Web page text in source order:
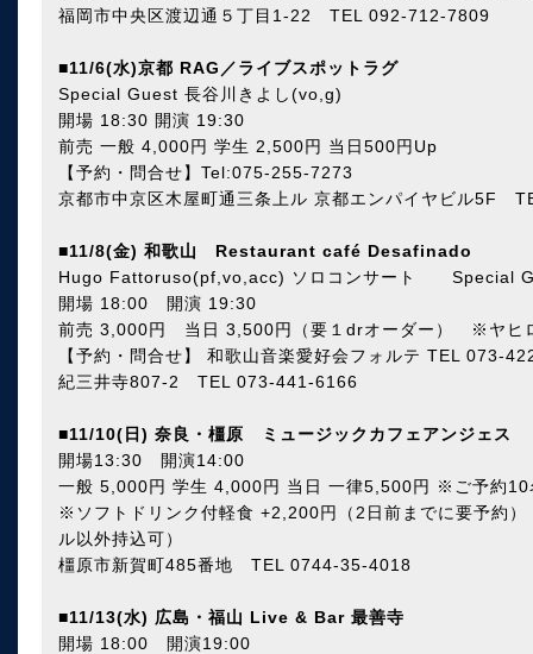
福岡市中央区渡辺通５丁目1-22 TEL 092-712-7809
■11/6(水)京都 RAG／ライブスポットラグ
Special Guest 長谷川きよし(vo,g)
開場 18:30 開演 19:30
前売 一般 4,000円 学生 2,500円 当日500円Up
【予約・問合せ】Tel:075-255-7273
京都市中京区木屋町通三条上ル 京都エンパイヤビル5F
■11/8(金) 和歌山 Restaurant café Desafinado
Hugo Fattoruso(pf,vo,acc) ソロコンサート Special
開場 18:00 開演 19:30
前売 3,000円 当日 3,500円（要１drオーダー） ※ヤヒ
【予約・問合せ】 和歌山音楽愛好会フォルテ TEL 073-
紀三井寺807-2 TEL 073-441-6166
■11/10(日) 奈良・橿原 ミュージックカフェアンジェス
開場13:30 開演14:00
一般 5,000円 学生 4,000円 当日 一律5,500円 ※ご予約10
※ソフトドリンク付軽食 +2,200円（2日前までに要予約
ル以外持込可）
橿原市新賀町485番地 TEL 0744-35-4018
■11/13(水) 広島・福山 Live & Bar 最善寺
開場 18:00 開演19:00